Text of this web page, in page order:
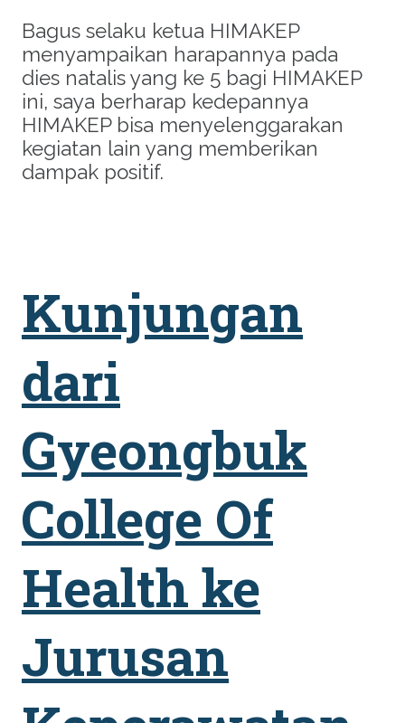
Bagus selaku ketua HIMAKEP
menyampaikan harapannya pada
dies natalis yang ke 5 bagi HIMAKEP
ini, saya berharap kedepannya
HIMAKEP bisa menyelenggarakan
kegiatan lain yang memberikan
dampak positif.
Kunjungan
dari
Gyeongbuk
College Of
Health ke
Jurusan